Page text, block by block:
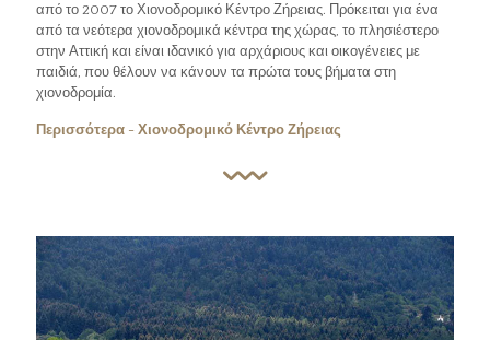
από το 2007 το Χιονοδρομικό Κέντρο Ζήρειας. Πρόκειται για ένα
από τα νεότερα χιονοδρομικά κέντρα της χώρας, το πλησιέστερο
στην Αττική και είναι ιδανικό για αρχάριους και οικογένειες με
παιδιά, που θέλουν να κάνουν τα πρώτα τους βήματα στη
χιονοδρομία.
Περισσότερα - Χιονοδρομικό Κέντρο Ζήρειας